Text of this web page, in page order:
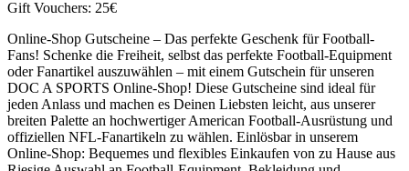
Gift Vouchers: 25€
Online-Shop Gutscheine – Das perfekte Geschenk für Football-
Fans! Schenke die Freiheit, selbst das perfekte Football-Equipment
oder Fanartikel auszuwählen – mit einem Gutschein für unseren
DOC A SPORTS Online-Shop! Diese Gutscheine sind ideal für
jeden Anlass und machen es Deinen Liebsten leicht, aus unserer
breiten Palette an hochwertiger American Football-Ausrüstung und
offiziellen NFL-Fanartikeln zu wählen. Einlösbar in unserem
Online-Shop: Bequemes und flexibles Einkaufen von zu Hause aus